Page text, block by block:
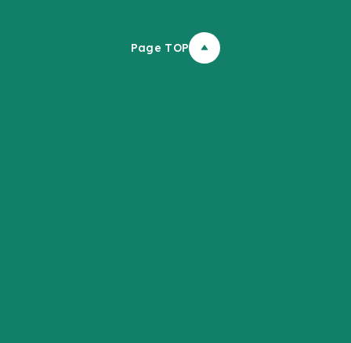
Page TOP